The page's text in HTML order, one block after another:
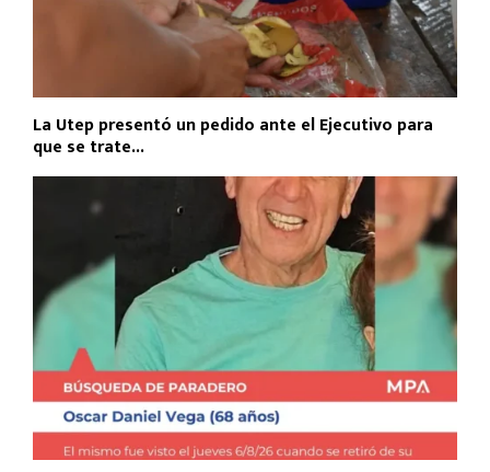
La Utep presentó un pedido ante el Ejecutivo para
que se trate...